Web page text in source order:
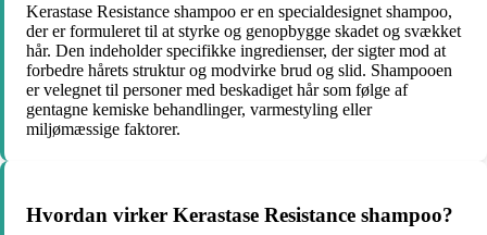
Kerastase Resistance shampoo er en specialdesignet shampoo,
der er formuleret til at styrke og genopbygge skadet og svækket
hår. Den indeholder specifikke ingredienser, der sigter mod at
forbedre hårets struktur og modvirke brud og slid. Shampooen
er velegnet til personer med beskadiget hår som følge af
gentagne kemiske behandlinger, varmestyling eller
miljømæssige faktorer.
Hvordan virker Kerastase Resistance shampoo?